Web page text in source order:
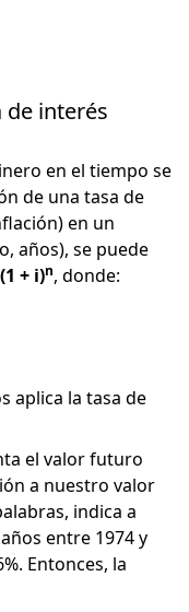
de interés
en el tiempo se
de una tasa de
en un
años), se puede
+ i)n, donde:
aplica la tasa de
el valor futuro
a nuestro valor
indica a
entre 1974 y
Entonces, la